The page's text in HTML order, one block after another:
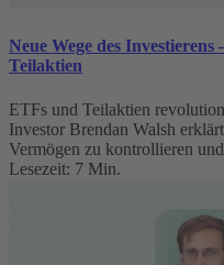
Neue Wege des
Teilaktien
ETFs und Teilaktien
Investor Brendan Walsh
Vermögen zu kontrollieren
Lesezeit: 7 Min.